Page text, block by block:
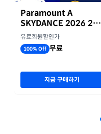
Paramount A
SKYDANCE 2026 2분
기 실적
유료회원할인가
100% Off 무료
지금 구매하기